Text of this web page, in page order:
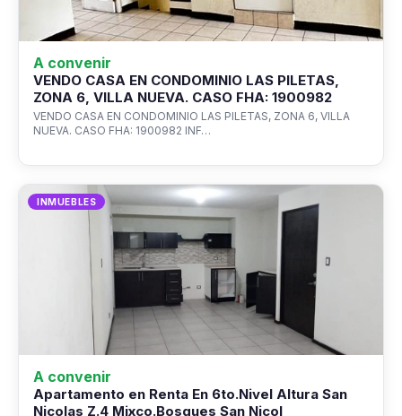
A convenir
VENDO CASA EN CONDOMINIO LAS PILETAS,
ZONA 6, VILLA NUEVA. CASO FHA: 1900982
VENDO CASA EN CONDOMINIO LAS PILETAS, ZONA 6, VILLA
NUEVA. CASO FHA: 1900982 INF…
INMUEBLES
A convenir
Apartamento en Renta En 6to.Nivel Altura San
Nicolas Z.4 Mixco.Bosques San Nicol